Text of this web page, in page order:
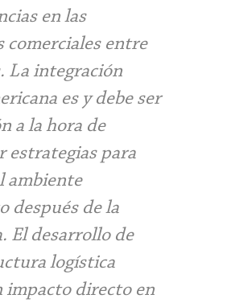
en las
comerciales entre
La integración
es y debe ser
a la hora de
estrategias para
ambiente
después de la
El desarrollo de
logística
impacto directo en